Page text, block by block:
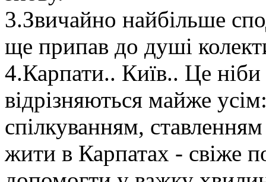
3.Звичайно найбільше
ще припав до душі
4.Карпати.. Київ.. Це ніби
відрізняються майже
спілкуванням,
жити в Карпатах - свіже